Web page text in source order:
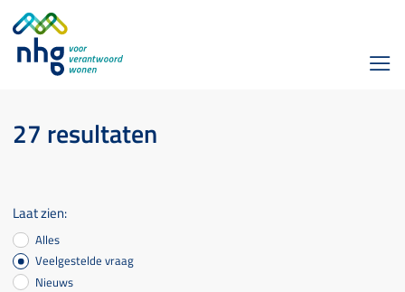
27 resultaten
Laat zien:
Alles
Veelgestelde vraag
Nieuws